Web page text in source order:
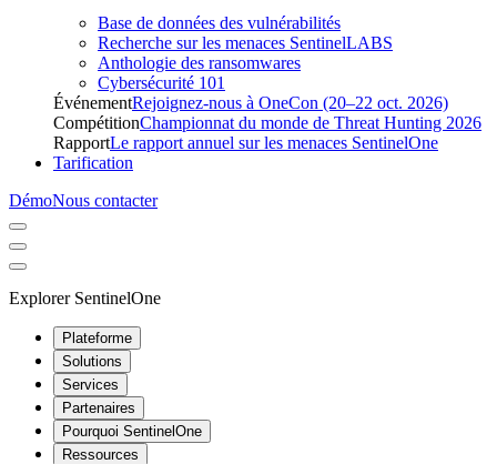
Base de données des vulnérabilités
Recherche sur les menaces SentinelLABS
Anthologie des ransomwares
Cybersécurité 101
ÉvénementRejoignez-nous à OneCon (20–22 oct. 2026)
CompétitionChampionnat du monde de Threat Hunting 2026
RapportLe rapport annuel sur les menaces SentinelOne
Tarification
DémoNous contacter
Explorer SentinelOne
Plateforme
Solutions
Services
Partenaires
Pourquoi SentinelOne
Ressources